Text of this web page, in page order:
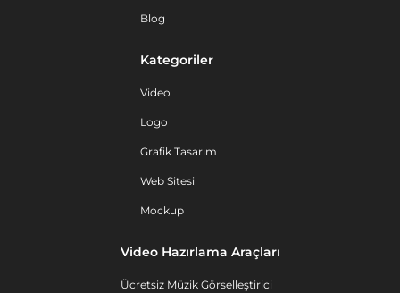
Blog
Kategoriler
Video
Logo
Grafik Tasarım
Web Sitesi
Mockup
Video Hazırlama Araçları
Ücretsiz Müzik Görselleştirici